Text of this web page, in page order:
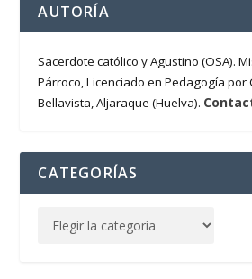
AUTORÍA
Sacerdote católico y Agustino (OSA).
Párroco, Licenciado en Pedagogía por
Bellavista, Aljaraque (Huelva).
CATEGORÍAS